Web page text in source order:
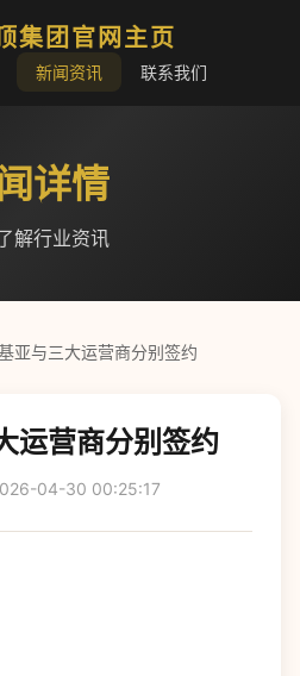
集团官网主页
新闻资讯 联系我们
详情
解行业资讯
亚与三大运营商分别签约
运营商分别签约
04-30 00:25:17